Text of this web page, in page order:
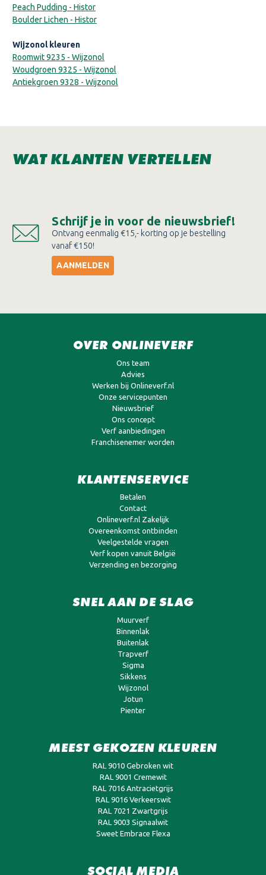
Peach Pudding - Histor
Boulder Lichen - Histor
Wijzonol kleuren
Roomwit 9235 - Wijzonol
Woudgroen 9325 - Wijzonol
Antiekgroen 9328 - Wijzonol
WAT KLANTEN VERTELLEN
Schrijf je in voor de nieuwsbrief!
Ontvang eenmalig €15,- korting op je bestelling
vanaf €150!
AANMELDEN
OVER ONLINEVERF
Ons team
Advies
Werken bij Onlineverf.nl
Onze servicepunten
Nieuwsbrief
Ons concept
Verf aanbiedingen
Franchisenemer worden
KLANTENSERVICE
Betalen
Contact
Onlineverf.nl Zakelijk
Overeenkomst ontbinden
Veelgestelde vragen
Verf kopen vanuit België
Verzending en bezorging
SNEL AAN DE SLAG
Muurverf
Binnenlak
Buitenlak
Trapverf
Sigma
Sikkens
Wijzonol
Jotun
Pienter
MEEST GEKOZEN KLEUREN
RAL 9010 Gebroken wit
RAL 9001 Cremewit
RAL 7016 Antracietgrijs
RAL 9016 Verkeerswit
RAL 7021 Zwartgrijs
RAL 9003 Signaalwit
Sweet Embrace Flexa
SOCIAL MEDIA